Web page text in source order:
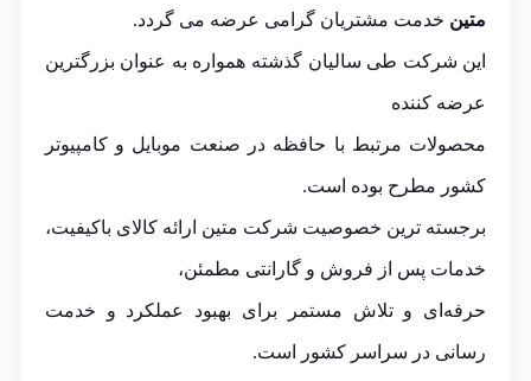
متین خدمت مشتریان گرامی عرضه می گردد.
این شرکت طی سالیان گذشته همواره به عنوان بزرگترین
عرضه کننده
محصولات مرتبط با حافظه در صنعت موبایل و کامپیوتر
کشور مطرح بوده است.
برجسته ترین خصوصیت شرکت متین ارائه کالای باکیفیت،
خدمات پس از فروش و گارانتی مطمئن،
حرفه‌ای و تلاش مستمر برای بهبود عملکرد و خدمت
رسانی در سراسر کشور است.